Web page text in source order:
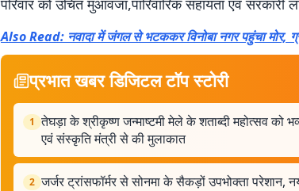
परिवार को उचित मुआवजा,पारिवारिक सहायता एवं
Also Read: नवादा में जंगल से भटककर विनोबा नगर पहुंचा मोर,
प्रभात खबर डिजिटल टॉप स्टोरी
1 तेघड़ा के श्रीकृष्ण जन्माष्टमी मेले के शताब्दी महोत्सव को
एवं संस्कृति मंत्री से की मुलाकात
2 जर्जर ट्रांसफॉर्मर से सोनमा के सैकड़ों उपभोक्ता परेशान,